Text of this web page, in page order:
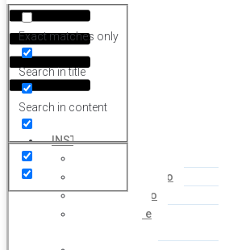
Exact matches only
Search in title
Search in content
Menu
INSTITUCIONAL
Coordenação
Financeiro
Estatuto e